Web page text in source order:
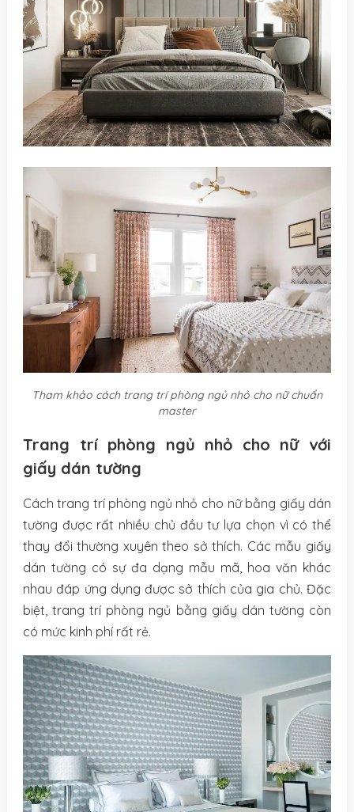
Tham khảo cách trang trí phòng ngủ nhỏ cho nữ chuẩn
master
Trang trí phòng ngủ nhỏ cho nữ với
giấy dán tường
Cách trang trí phòng ngủ nhỏ cho nữ bằng giấy dán
tường được rất nhiều chủ đầu tư lựa chọn vì có thể
thay đổi thường xuyên theo sở thích. Các mẫu giấy
dán tường có sự đa dạng mẫu mã, hoa văn khác
nhau đáp ứng dụng được sở thích của gia chủ. Đặc
biệt, trang trí phòng ngủ bằng giấy dán tường còn
có mức kinh phí rất rẻ.